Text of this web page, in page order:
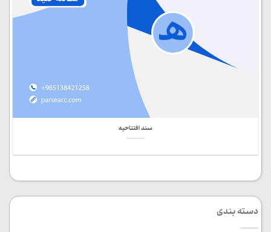
سند افتتاحیه
دسته بندی